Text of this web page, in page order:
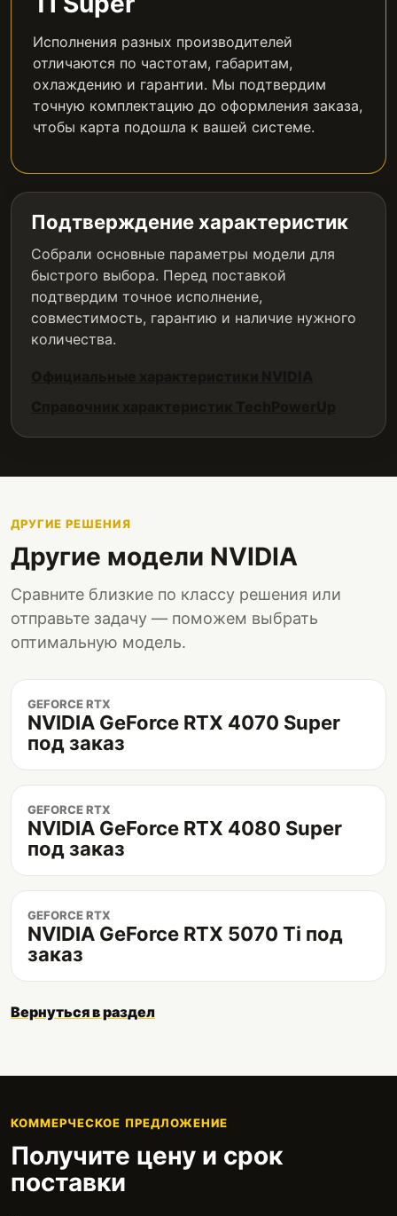
Исполнения разных производителей
отличаются по частотам, габаритам,
охлаждению и гарантии. Мы подтвердим
точную комплектацию до оформления заказа,
чтобы карта подошла к вашей системе.
Подтверждение характеристик
Собрали основные параметры модели для
быстрого выбора. Перед поставкой
подтвердим точное исполнение,
совместимость, гарантию и наличие нужного
количества.
ДРУГИЕ РЕШЕНИЯ
Другие модели NVIDIA
Сравните близкие по классу решения или
отправьте задачу — поможем выбрать
оптимальную модель.
GEFORCE RTX
NVIDIA GeForce RTX 4070 Super
под заказ
GEFORCE RTX
NVIDIA GeForce RTX 4080 Super
под заказ
GEFORCE RTX
NVIDIA GeForce RTX 5070 Ti под
заказ
Вернуться в раздел
КОММЕРЧЕСКОЕ ПРЕДЛОЖЕНИЕ
Получите цену и срок
поставки